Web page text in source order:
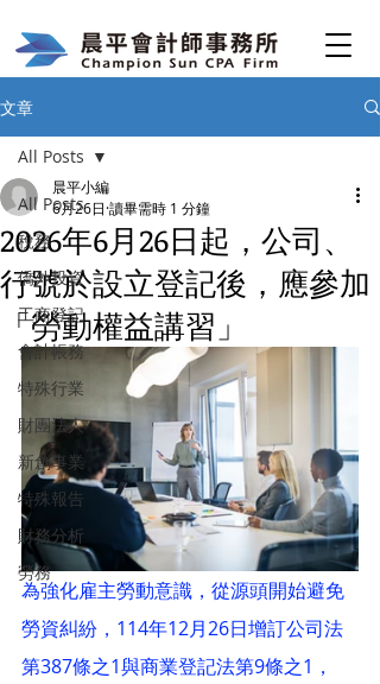
文章
All Posts
稅務
僑外投資
工商登記
會計帳務
特殊行業
財團法人
新創事業
特殊報告
財務分析
勞務
All Posts
2026年6月26日起，公司、
行號於設立登記後，應參加
「勞動權益講習」
晨平小編
6月26日 讀畢需時 1 分鐘
為強化雇主勞動意識，從源頭開始避免
勞資糾紛，114年12月26日增訂公司法
第387條之1與商業登記法第9條之1，